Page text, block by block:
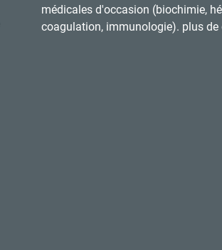
médicales d'occasion (biochimie,
coagulation, immunologie). plus de